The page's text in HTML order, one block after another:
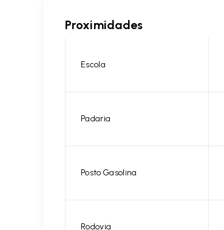
Proximidades
Escola
Padaria
Posto Gasolina
Rodovia